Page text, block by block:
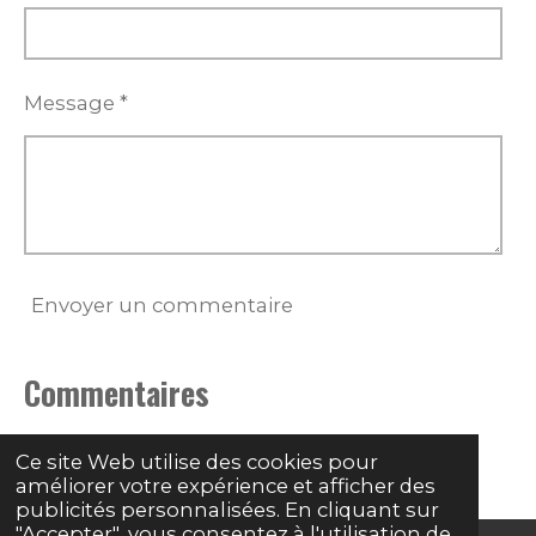
Ce site Web utilise des cookies pour
améliorer votre expérience et afficher des
publicités personnalisées. En cliquant sur
Message *
Envoyer un commentaire
Commentaires
Il n'y a pas encore de commentaire.